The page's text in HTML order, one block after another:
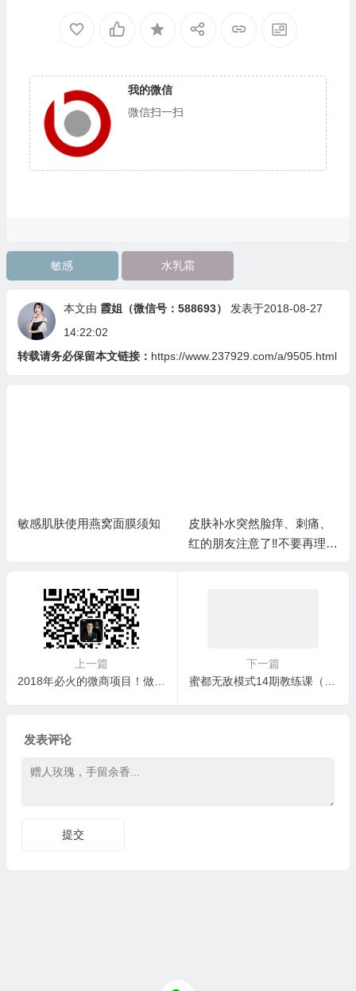
我的微信
微信扫一扫
敏感 水乳霜
本文由 霞姐（微信号：588693）
发表于2018-08-27
14:22:02
转载请务必保留本文链接： https://www.237929.com/a/9505.html
敏感肌肤使用燕窝面膜须知
皮肤补水突然脸痒、刺痛、
红的朋友注意了‼️不要再理解
上一篇
2018年必火的微商项目！做微商加入蜜都大神团，无敌模式手把手培训（快速成交+销售话术+朋友圈塑造+吸粉引流+招代理带团队）成为蜜都龙虎榜微商大咖月入百万！
下一篇
发表评论